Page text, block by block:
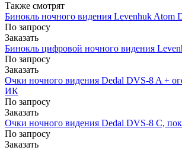
Также смотрят
Бинокль ночного видения Levenhuk Atom
По запросу
Заказать
Бинокль цифровой ночного видения
По запросу
Заказать
Очки ночного видения Dedal DVS-8 A +
ИК
По запросу
Заказать
Очки ночного видения Dedal DVS-8 C,
По запросу
Заказать